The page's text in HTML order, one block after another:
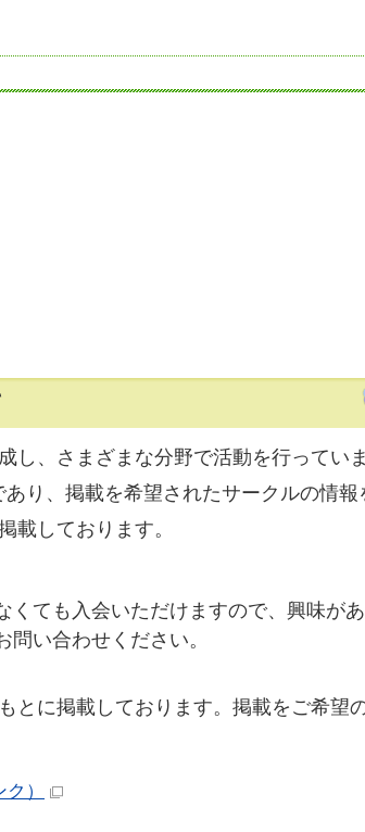
、さまざまな分野で活動を行っていま
り、掲載を希望されたサークルの情報
載しております。
ても入会いただけますので、興味が
い合わせください。
とに掲載しております。掲載をご希望
）